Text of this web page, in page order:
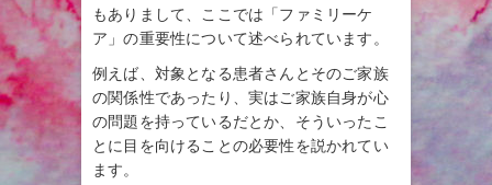
もありまして、ここでは「ファミリーケ
ア」の重要性について述べられています。
例えば、対象となる患者さんとそのご家族
の関係性であったり、実はご家族自身が心
の問題を持っているだとか、そういったこ
とに目を向けることの必要性を説かれてい
ます。